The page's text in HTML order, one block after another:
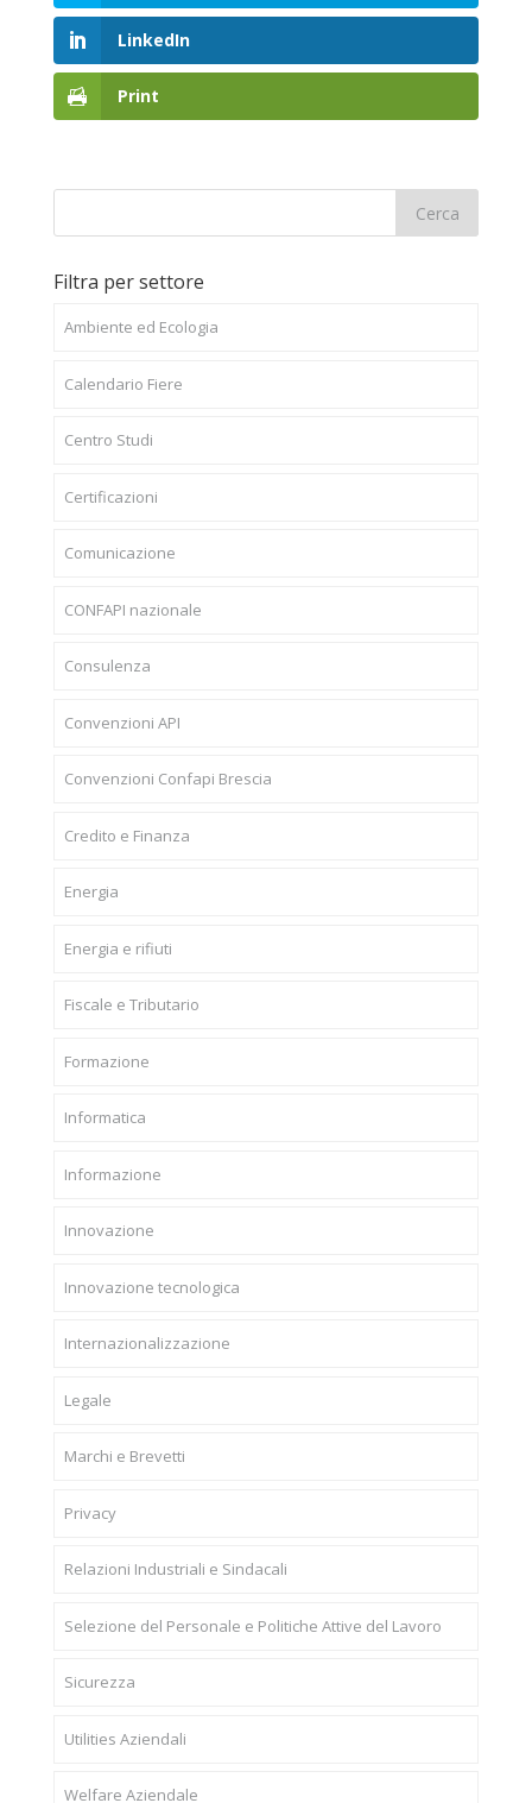
LinkedIn
Print
Filtra per settore
Ambiente ed Ecologia
Calendario Fiere
Centro Studi
Certificazioni
Comunicazione
CONFAPI nazionale
Consulenza
Convenzioni API
Convenzioni Confapi Brescia
Credito e Finanza
Energia
Energia e rifiuti
Fiscale e Tributario
Formazione
Informatica
Informazione
Innovazione
Innovazione tecnologica
Internazionalizzazione
Legale
Marchi e Brevetti
Privacy
Relazioni Industriali e Sindacali
Selezione del Personale e Politiche Attive del Lavoro
Sicurezza
Utilities Aziendali
Welfare Aziendale